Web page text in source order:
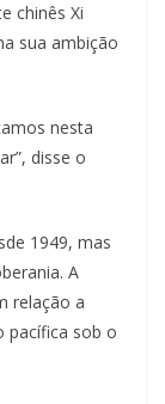
chinês Xi
sua ambição
nesta
disse o
1949, mas
A
relação a
pacífica sob o